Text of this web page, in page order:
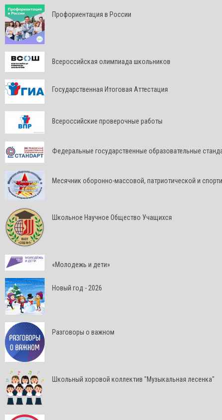
Профориентация в России
Всероссийская олимпиада школьников
Государственная Итоговая Аттестация
Всероссийские проверочные работы
Федеральные государственные образовательные
Месячник оборонно-массовой, патриотической и
Школьное Научное Общество Учащихся
«Молодежь и дети»
Новый год - 2026
Разговоры о важном
Школьный хоровой коллектив "Музыкальная лесенка"